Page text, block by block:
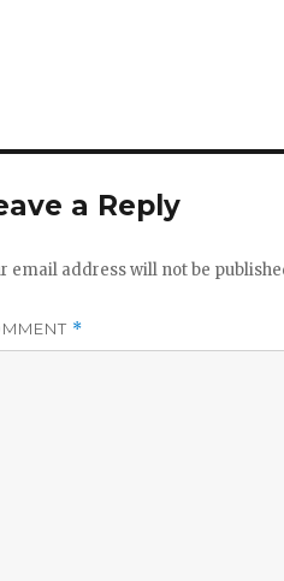
a Reply
email address will not be
*